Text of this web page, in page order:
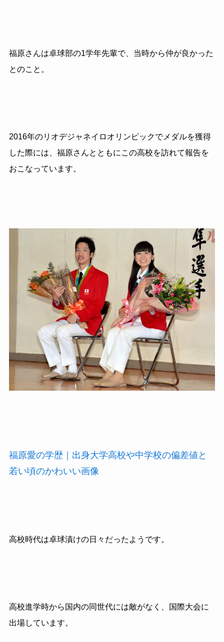
福原さんは卓球部の1学年先輩で、当時から仲が良かった
とのこと。
2016年のリオデジャネイロオリンピックでメダルを獲得
した際には、福原さんとともにこの高校を訪れて報告を
おこなっています。
福原愛の学歴｜出身大学高校や中学校の偏差値と
若い頃のかわいい画像
高校時代は卓球漬けの日々だったようです。
高校進学時から国内の同世代には敵がなく、国際大会に
出場しています。